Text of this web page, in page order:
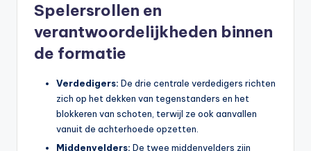
Spelersrollen en
verantwoordelijkheden binnen
de formatie
Verdedigers: De drie centrale verdedigers richten
zich op het dekken van tegenstanders en het
blokkeren van schoten, terwijl ze ook aanvallen
vanuit de achterhoede opzetten.
Middenvelders: De twee middenvelders zijn